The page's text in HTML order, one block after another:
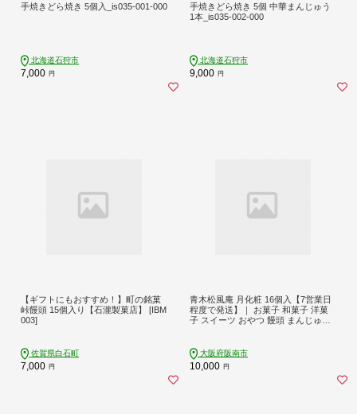
手焼きどら焼き 5個入_is035-001-000
北海道石狩市
7,000 円
手焼きどら焼き 5個 中華まんじゅう
1本_is035-002-000
北海道石狩市
9,000 円
【ギフトにもおすすめ！】町の銘菓
峠饅頭 15個入り【石瀧製菓店】 [IBM
003]
佐賀県白石町
7,000 円
青木松風庵 月化粧 16個入【7営業日
程度で発送】｜ お菓子 和菓子 洋菓
子 スイーツ おやつ 饅頭 まんじゅう
大阪府阪南市
10,000 円